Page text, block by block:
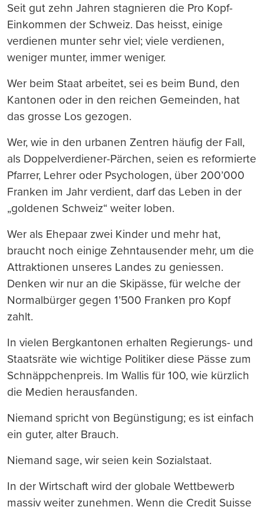
Seit gut zehn Jahren stagnieren die Pro Kopf-
Einkommen der Schweiz. Das heisst, einige
verdienen munter sehr viel; viele verdienen,
weniger munter, immer weniger.
Wer beim Staat arbeitet, sei es beim Bund, den
Kantonen oder in den reichen Gemeinden, hat
das grosse Los gezogen.
Wer, wie in den urbanen Zentren häufig der Fall,
als Doppelverdiener-Pärchen, seien es reformierte
Pfarrer, Lehrer oder Psychologen, über 200’000
Franken im Jahr verdient, darf das Leben in der
„goldenen Schweiz“ weiter loben.
Wer als Ehepaar zwei Kinder und mehr hat,
braucht noch einige Zehntausender mehr, um die
Attraktionen unseres Landes zu geniessen.
Denken wir nur an die Skipässe, für welche der
Normalbürger gegen 1’500 Franken pro Kopf
zahlt.
In vielen Bergkantonen erhalten Regierungs- und
Staatsräte wie wichtige Politiker diese Pässe zum
Schnäppchenpreis. Im Wallis für 100, wie kürzlich
die Medien herausfanden.
Niemand spricht von Begünstigung; es ist einfach
ein guter, alter Brauch.
Niemand sage, wir seien kein Sozialstaat.
In der Wirtschaft wird der globale Wettbewerb
massiv weiter zunehmen. Wenn die Credit Suisse